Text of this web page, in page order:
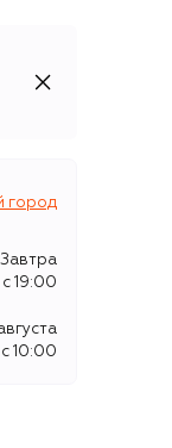
город
Завтра
c 19:00
c 10:00